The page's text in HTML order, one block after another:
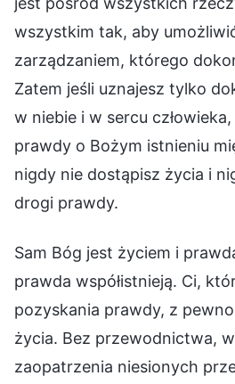
wszystkim tak, aby
zarządzaniem, którego
Zatem jeśli uznajesz tylko
w niebie i w sercu
prawdy o Bożym istnieniu
nigdy nie dostąpisz życia i
drogi prawdy.
Sam Bóg jest życiem i
prawda współistnieją. Ci,
pozyskania prawdy, z
życia. Bez przewodnictwa,
zaopatrzenia niesionych